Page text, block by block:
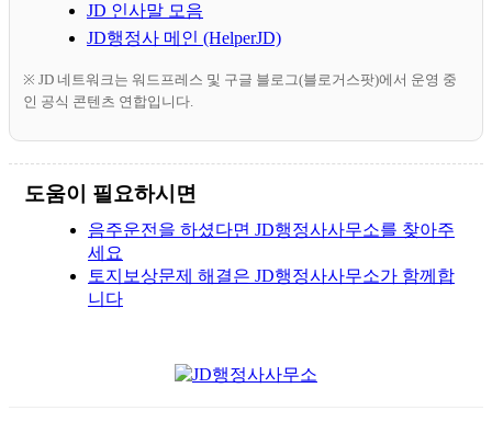
JD 인사말 모음
JD행정사 메인 (HelperJD)
※ JD 네트워크는 워드프레스 및 구글 블로그(블로거스팟)에서 운영 중
인 공식 콘텐츠 연합입니다.
도움이 필요하시면
음주운전을 하셨다면 JD행정사사무소를 찾아주
세요
토지보상문제 해결은 JD행정사사무소가 함께합
니다